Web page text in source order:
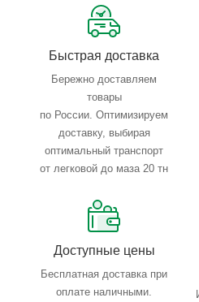
Быстрая доставка
Бережно доставляем
товары
по России. Оптимизируем
доставку, выбирая
оптимальный транспорт
от легковой до маза 20 тн
Доступные цены
Бесплатная доставка при
оплате наличными.